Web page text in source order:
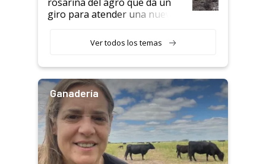
giro para atender una nueva
Ver todos los temas
Ganadería